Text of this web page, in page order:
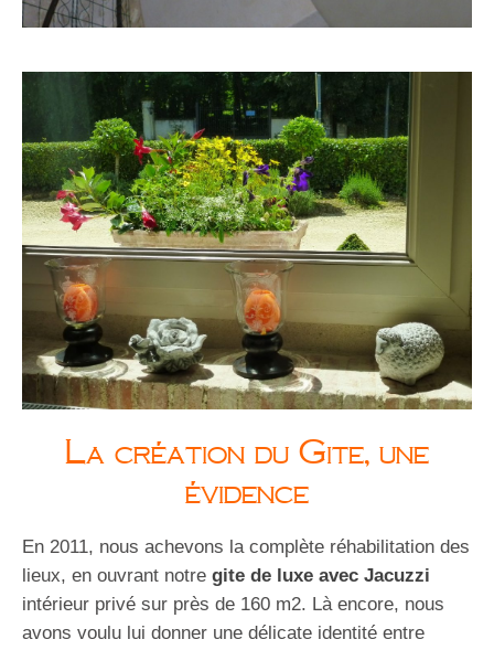
La création du Gite, une
évidence
En 2011, nous achevons la complète réhabilitation des
lieux, en ouvrant notre gite de luxe avec Jacuzzi
intérieur privé sur près de 160 m2. Là encore, nous
avons voulu lui donner une délicate identité entre